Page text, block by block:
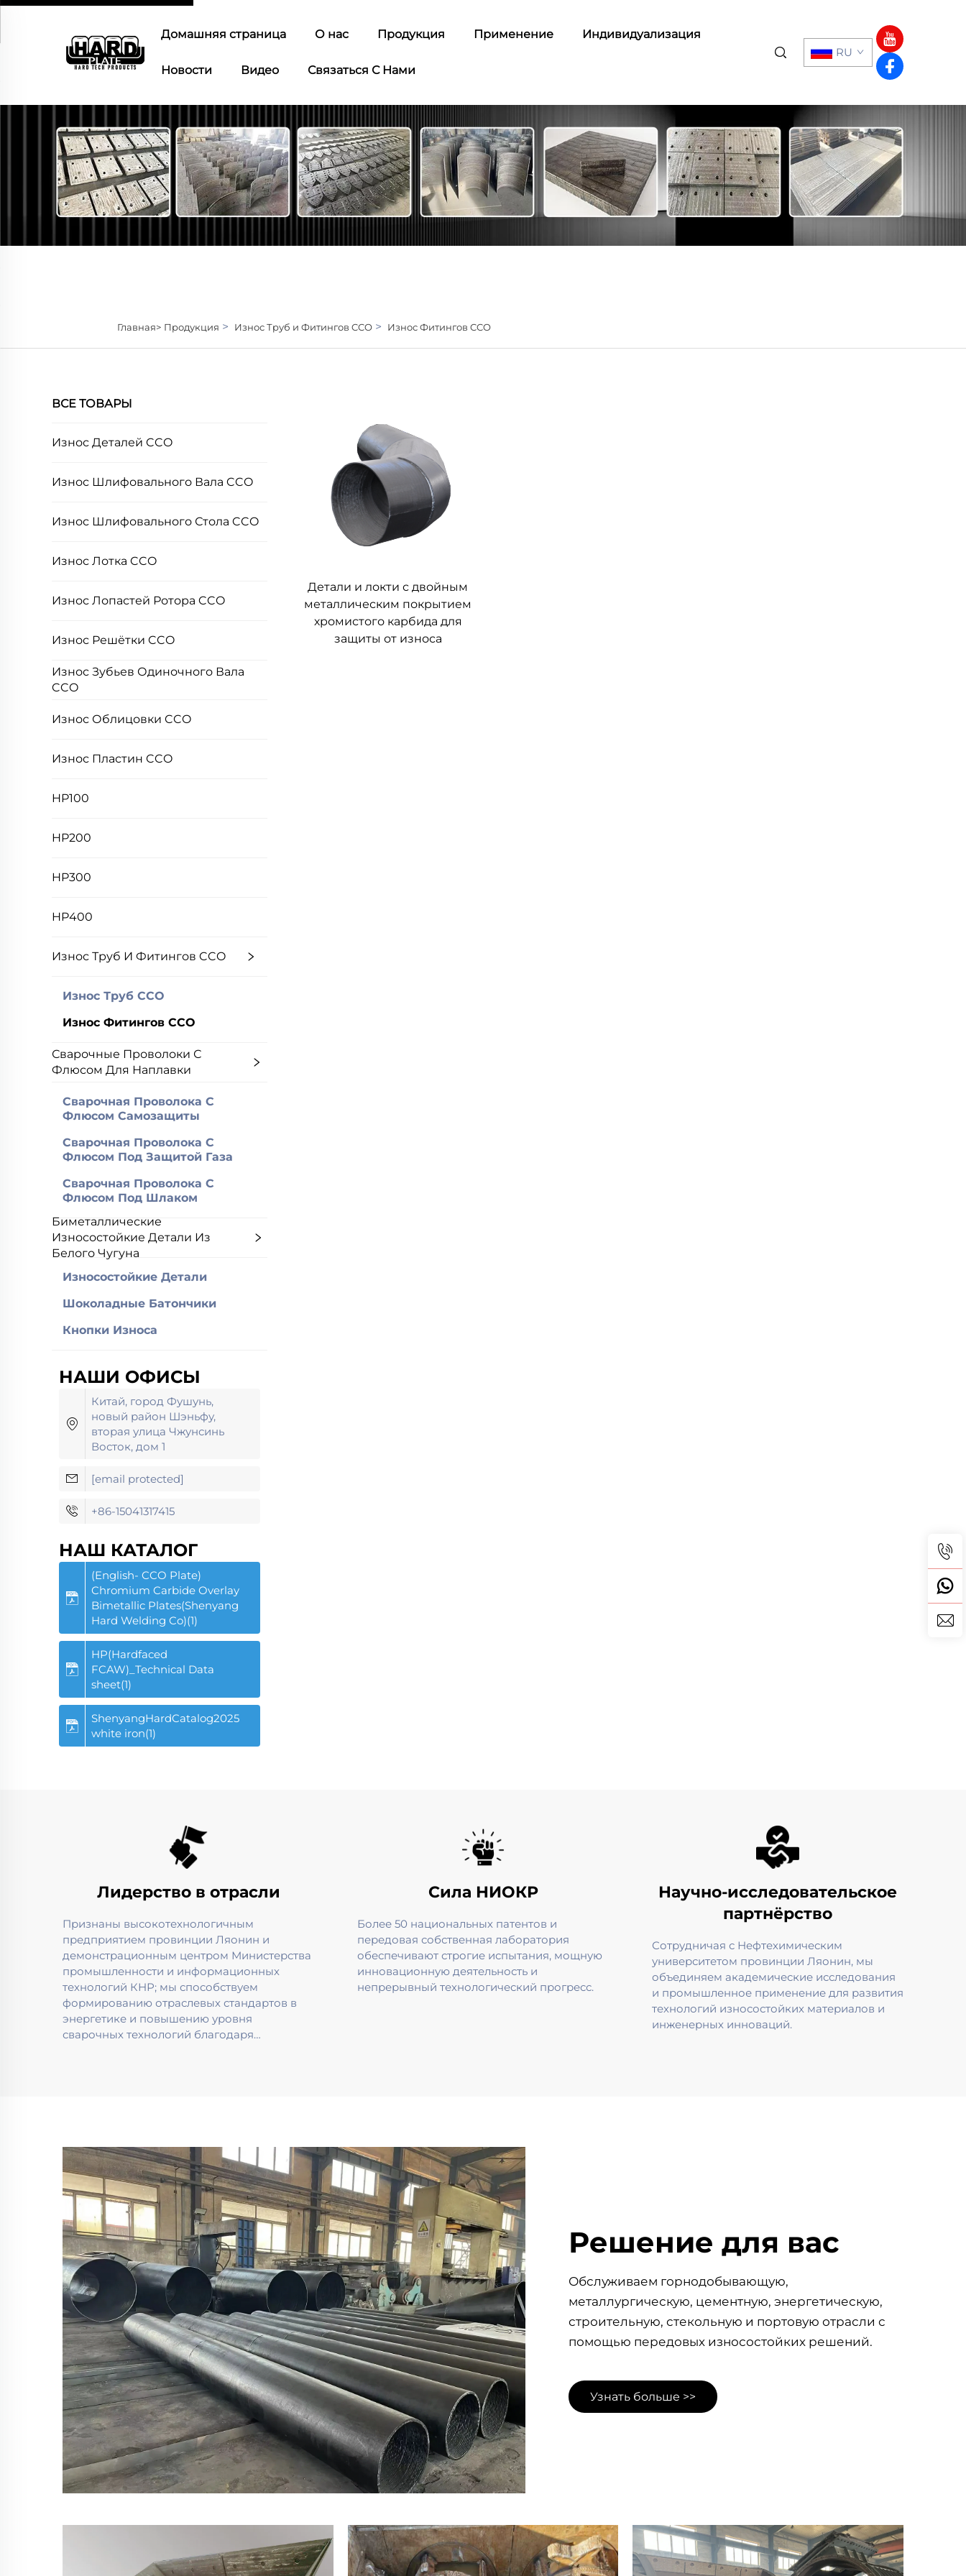
Домашняя страница О нас Продукция Применение Индивидуализация
Новости Видео Связаться С Нами
RU
Главная> Продукция > Износ Труб и Фитингов CCO> Износ Фитингов CCO
ВСЕ ТОВАРЫ
Износ Деталей CCO
Износ Шлифовального Вала CCO
Износ Шлифовального Стола CCO
Износ Лотка CCO
Износ Лопастей Ротора CCO
Износ Решётки CCO
Износ Зубьев Одиночного Вала
CCO
Износ Облицовки CCO
Износ Пластин CCO
HP100
HP200
HP300
HP400
Износ Труб И Фитингов CCO
Износ Труб CCO
Износ Фитингов CCO
Сварочные Проволоки С
Флюсом Для Наплавки
Сварочная Проволока С
Флюсом Самозащиты
Сварочная Проволока С
Флюсом Под Защитой Газа
Сварочная Проволока С
Флюсом Под Шлаком
Биметаллические
Износостойкие Детали Из
Белого Чугуна
Износостойкие Детали
Шоколадные Батончики
Кнопки Износа
НАШИ ОФИСЫ
Китай, город Фушунь,
новый район Шэньфу,
вторая улица Чжунсинь
Восток, дом 1
[email protected]
+86-15041317415
НАШ КАТАЛОГ
(English- CCO Plate)
Chromium Carbide Overlay
Bimetallic Plates(Shenyang
Hard Welding Co)(1)
HP(Hardfaced
FCAW)_Technical Data
sheet(1)
ShenyangHardCatalog2025
white iron(1)
Детали и локти с двойным
металлическим покрытием
хромистого карбида для
защиты от износа
Лидерство в отрасли
Признаны высокотехнологичным
предприятием провинции Ляонин и
демонстрационным центром Министерства
промышленности и информационных
технологий КНР; мы способствуем
формированию отраслевых стандартов в
энергетике и повышению уровня
сварочных технологий благодаря
Сила НИОКР
Более 50 национальных патентов и
передовая собственная лаборатория
обеспечивают строгие испытания, мощную
инновационную деятельность и
непрерывный технологический прогресс.
Научно-исследовательское
партнёрство
Сотрудничая с Нефтехимическим
университетом провинции Ляонин, мы
объединяем академические исследования
и промышленное применение для развития
технологий износостойких материалов и
инженерных инноваций.
Решение для вас
Обслуживаем горнодобывающую,
металлургическую, цементную, энергетическую,
строительную, стекольную и портовую отрасли с
помощью передовых износостойких решений.
Узнать больше >>